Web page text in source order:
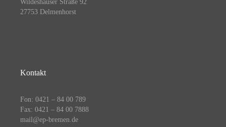
Wildeshauser Straße 92
27753 Delmenhorst
Kontakt
Fon:0421 – 84 00 789
Fax: 0421 – 84 00 7888
mail@ep-bremen.de